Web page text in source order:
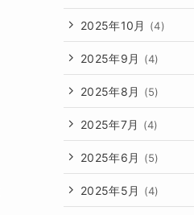
2025年10月 (4)
2025年9月 (4)
2025年8月 (5)
2025年7月 (4)
2025年6月 (5)
2025年5月 (4)